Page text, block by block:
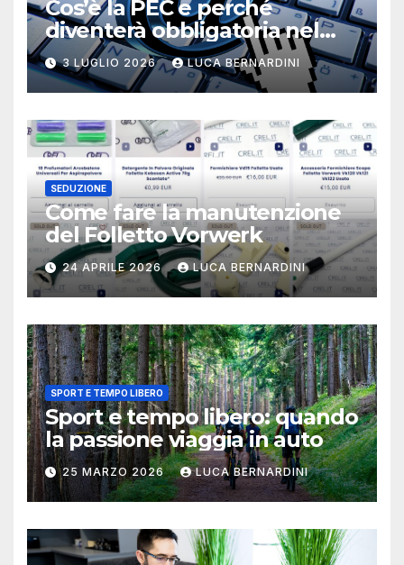
Cos’è la PEC e perché
diventerà obbligatoria nel
2026?
3 LUGLIO 2026 LUCA BERNARDINI
SEDUZIONE
Come fare la manutenzione
del Folletto Vorwerk
24 APRILE 2026 LUCA BERNARDINI
SPORT E TEMPO LIBERO
Sport e tempo libero: quando
la passione viaggia in auto
25 MARZO 2026 LUCA BERNARDINI